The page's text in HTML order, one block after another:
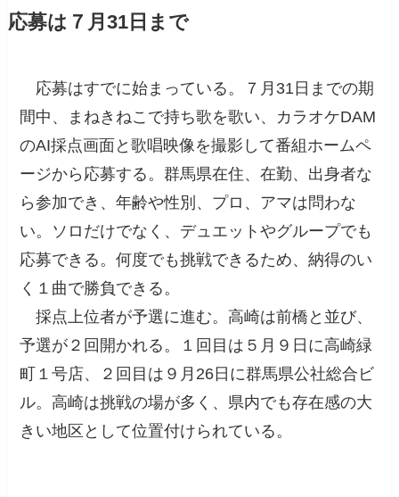
応募は７月31日まで
応募はすでに始まっている。７月31日までの期
間中、まねきねこで持ち歌を歌い、カラオケDAM
のAI採点画面と歌唱映像を撮影して番組ホームペ
ージから応募する。群馬県在住、在勤、出身者な
ら参加でき、年齢や性別、プロ、アマは問わな
い。ソロだけでなく、デュエットやグループでも
応募できる。何度でも挑戦できるため、納得のい
く１曲で勝負できる。
採点上位者が予選に進む。高崎は前橋と並び、
予選が２回開かれる。１回目は５月９日に高崎緑
町１号店、２回目は９月26日に群馬県公社総合ビ
ル。高崎は挑戦の場が多く、県内でも存在感の大
きい地区として位置付けられている。